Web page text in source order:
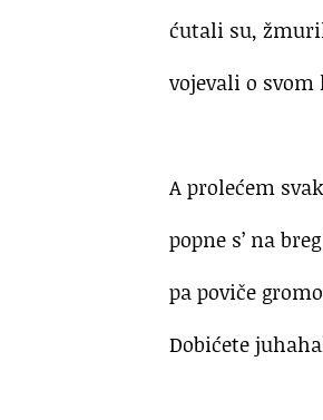
ćutali su,
vojevali o svom
A prolećem
popne s’ na
pa poviče
Dobićete